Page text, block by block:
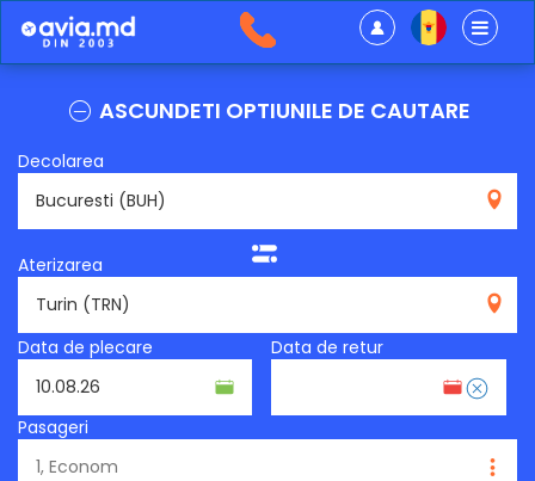
ASCUNDETI OPTIUNILE DE CAUTARE
Decolarea
Aterizarea
Data de plecare
Data de retur
Pasageri